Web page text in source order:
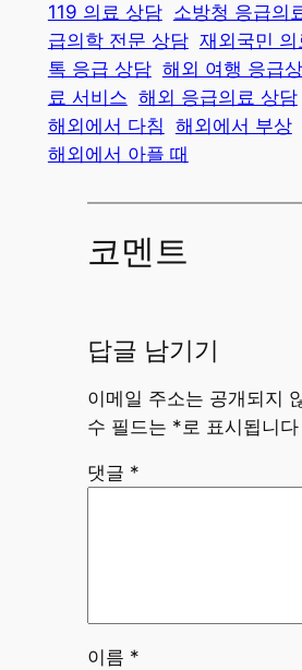
119 의료 상담 소방청 응급의
급의학 전문 상담 재외국민
톡 응급 상담 해외 여행 응급
료 서비스 해외 응급의료 상담
해외에서 다침 해외에서 부상
해외에서 아플 때
코멘트
답글 남기기
이메일 주소는 공개되지
수 필드는 * 로 표시됩니다
댓글 *
이름 *